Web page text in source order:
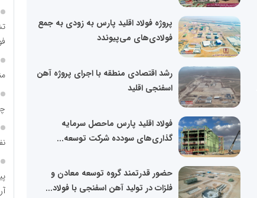
پروژه فولاد اقلید پارس به زودی به جمع
فولادی‌های می‌پیوندد
رشد اقتصادی منطقه با اجرای پروژه آهن
اسفنجی اقلید
فولاد اقلید پارس ماحصل سرمایه
گذاری‌های سودده شرکت توسعه...
حضور قدرتمند گروه توسعه معادن و
فلزات در تولید آهن اسفنجی با فولاد...